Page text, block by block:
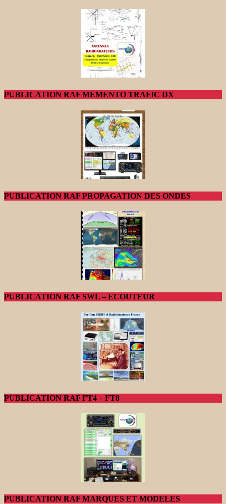
PUBLICATION RAF MEMENTO TRAFIC DX
PUBLICATION RAF PROPAGATION DES ONDES
PUBLICATION RAF SWL – ECOUTEUR
PUBLICATION RAF FT4 – FT8
PUBLICATION RAF MARQUES ET MODELES